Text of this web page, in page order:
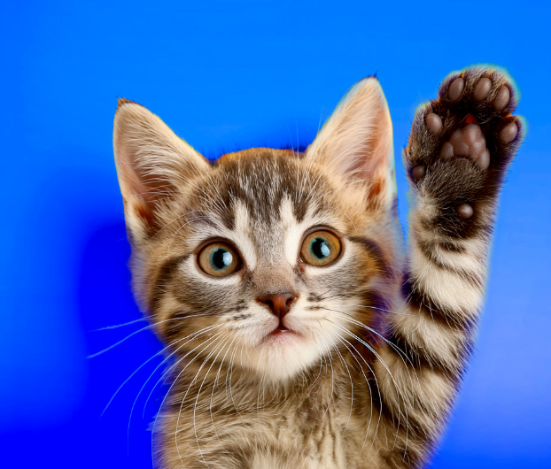
publié le 28 juin 2025 par Christophe Le Dref
Maladies de peau chez le chien : comprendre...
publié le 26 juin 2025 par Christophe Le Dref
Maladies des yeux : guide complet pour préserver...
publié le 14 juin 2025 par Christophe Le Dref
Maladie de Lyme chez le chien : comprendre...